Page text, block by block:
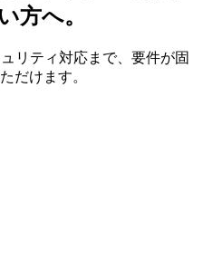
方へ。
リティ対応まで、要件が固
だけます。